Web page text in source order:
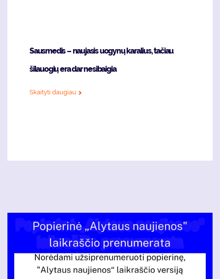
Sausmedis – naujasis uogynų karalius, tačiau
šilauogių era dar nesibaigia
Skaityti daugiau